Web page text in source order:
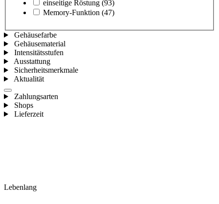
einseitige Röstung (93)
Memory-Funktion (47)
Gehäusefarbe
Gehäusematerial
Intensitätsstufen
Ausstattung
Sicherheitsmerkmale
Aktualität
Zahlungsarten
Shops
Lieferzeit
Lebenlang